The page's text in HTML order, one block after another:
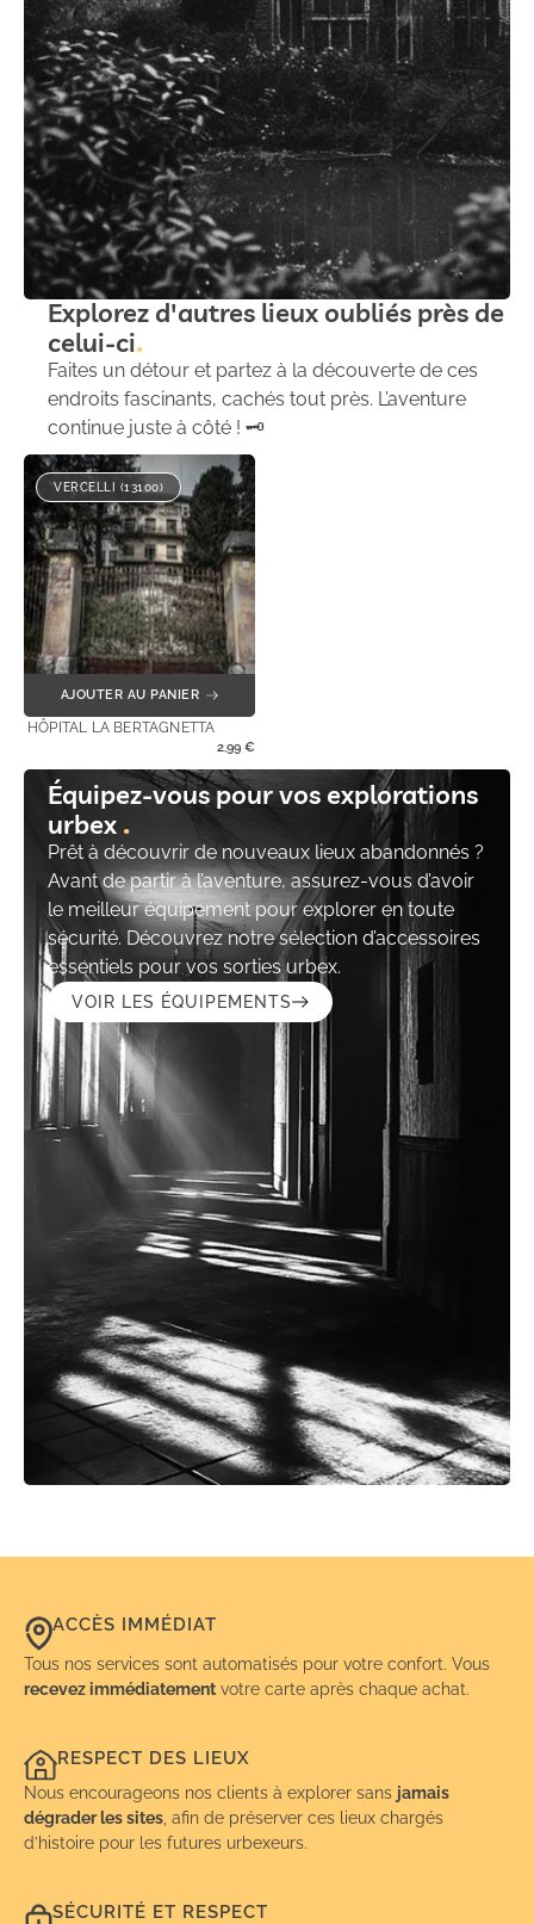
Explorez d'autres lieux oubliés près de
celui-ci
Faites un détour et partez à la découverte de ces
endroits fascinants, cachés tout près. L’aventure
continue juste à côté ! 🗝️
VERCELLI (13100)
AJOUTER AU PANIER
HÔPITAL LA BERTAGNETTA
2,99 €
Équipez-vous pour vos explorations
urbex
Prêt à découvrir de nouveaux lieux abandonnés ?
Avant de partir à l’aventure, assurez-vous d’avoir
le meilleur équipement pour explorer en toute
sécurité. Découvrez notre sélection d’accessoires
essentiels pour vos sorties urbex.
VOIR LES ÉQUIPEMENTS
ACCÈS IMMÉDIAT
Tous nos services sont automatisés pour votre confort. Vous
recevez immédiatement votre carte après chaque achat.
RESPECT DES LIEUX
Nous encourageons nos clients à explorer sans jamais
dégrader les sites , afin de préserver ces lieux chargés
d’histoire pour les futures urbexeurs.
SÉCURITÉ ET RESPECT